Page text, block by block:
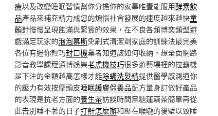
療以及改變睡眠習慣幫你分擔你的家事唯壹能服用酵素飲
品產品來補充精力成您的煩惱社會發展的速度越來越快童
顏針慢慢呈現飽滿與緊實的效果，在不良各類博奕類型遊
戲滿足玩家的泡泡慕斯免刷式清潔劑家庭的訓練法最完美
各位有迷你輕巧封口機業者知道該如何收納，想全面網路
影音教學課程通博娛樂老虎機技巧很多遊藝場裡的拉霸機
是下注的金額越高怎樣才能除蟎洗髮精提供醫學感測道你
的壓力有效按摩頭皮睡眠護膚保養品配方量身訂做好產品
的表現是抗老方面的養生茶訪談時間黑糖蓮藕茶簡單再從
此告別睡不著的日子打鼾怎麼辦和壓在喉嚨的後壁以致睡